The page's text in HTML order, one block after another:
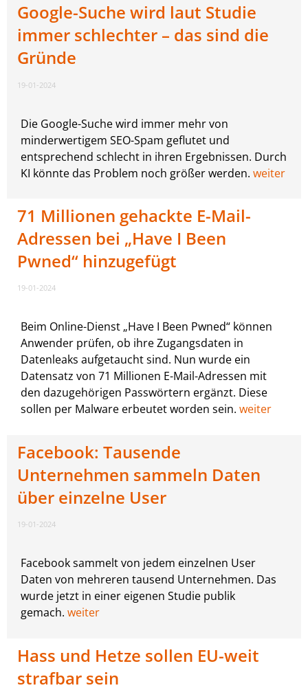
Google-Suche wird laut Studie
immer schlechter – das sind die
Gründe
19-01-2024
Die Google-Suche wird immer mehr von
minderwertigem SEO-Spam geflutet und
entsprechend schlecht in ihren Ergebnissen. Durch
KI könnte das Problem noch größer werden. weiter
71 Millionen gehackte E-Mail-
Adressen bei „Have I Been
Pwned“ hinzugefügt
19-01-2024
Beim Online-Dienst „Have I Been Pwned“ können
Anwender prüfen, ob ihre Zugangsdaten in
Datenleaks aufgetaucht sind. Nun wurde ein
Datensatz von 71 Millionen E-Mail-Adressen mit
den dazugehörigen Passwörtern ergänzt. Diese
sollen per Malware erbeutet worden sein. weiter
Facebook: Tausende
Unternehmen sammeln Daten
über einzelne User
19-01-2024
Facebook sammelt von jedem einzelnen User
Daten von mehreren tausend Unternehmen. Das
wurde jetzt in einer eigenen Studie publik
gemach. weiter
Hass und Hetze sollen EU-weit
strafbar sein